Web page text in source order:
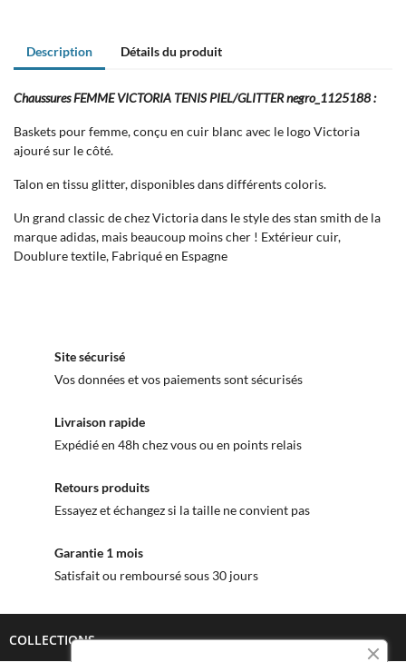
Description Détails du produit
Chaussures FEMME VICTORIA TENIS PIEL/GLITTER negro_1125188 :
Baskets pour femme, conçu en cuir blanc avec le logo Victoria
ajouré sur le côté.
Talon en tissu glitter, disponibles dans différents coloris.
Un grand classic de chez Victoria dans le style des stan smith de la
marque adidas, mais beaucoup moins cher ! Extérieur cuir,
Doublure textile, Fabriqué en Espagne
Site sécurisé
Vos données et vos paiements sont sécurisés
Livraison rapide
Expédié en 48h chez vous ou en points relais
Retours produits
Essayez et échangez si la taille ne convient pas
Garantie 1 mois
Satisfait ou remboursé sous 30 jours
COLLECTIONS 